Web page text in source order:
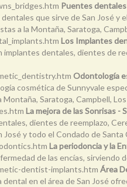
Puentes dentales
que sirve de San José
a la Montaña, Saratoga,
Los Implantes
dentales, dientes de
Odontología
cosmética de Sunnyvale
Saratoga, Campbell,
La mejora de las Sonrisas -
dientes de reemplazo,
y todo el Condado de Santa
La periodoncia y la
de las encías, sirviendo
dentist-implants.htm Área
dental en el área de San José